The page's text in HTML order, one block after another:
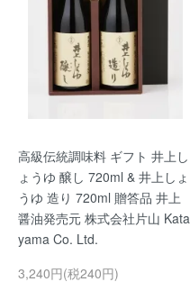
高級伝統調味料 ギフト 井上し
ょうゆ 醸し 720ml & 井上しょ
うゆ 造り 720ml 贈答品 井上
醤油発売元 株式会社片山 Kata
yama Co. Ltd.
3,240円(税240円)